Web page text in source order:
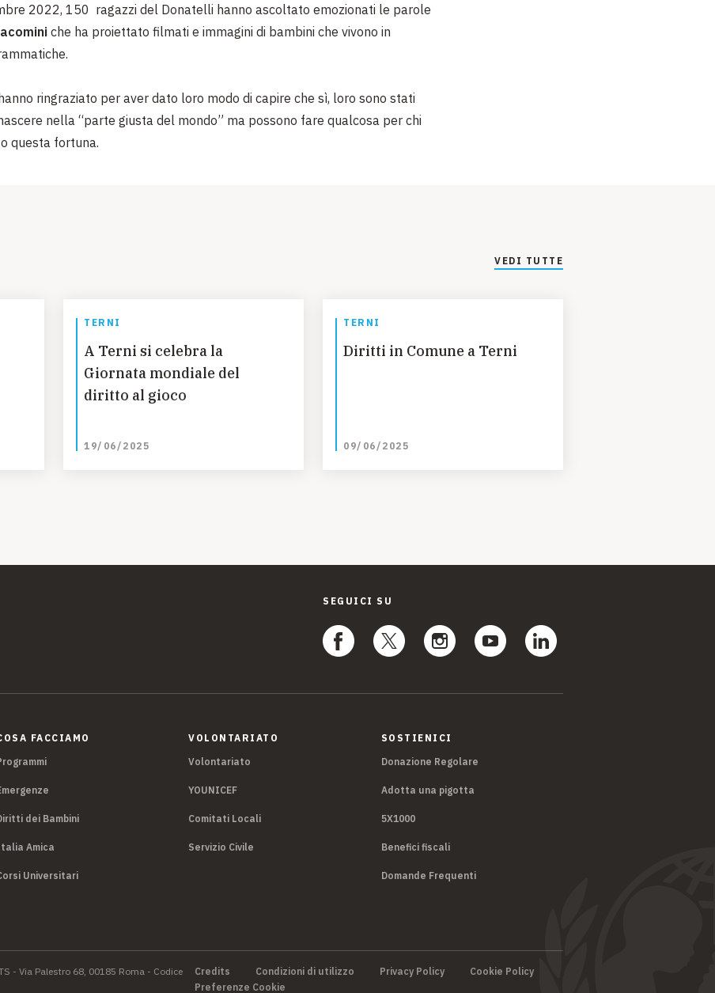
2022, 150 ragazzi del Donatelli hanno ascoltato emozionati le parole
che ha proiettato filmati e immagini di bambini che vivono in
ringraziato per aver dato loro modo di capire che sì, loro sono stati
nella “parte giusta del mondo” ma possono fare qualcosa per chi
questa fortuna.
VEDI TUTTE
TERNI
A Terni si celebra la
Giornata mondiale del
diritto al gioco
19/06/2025
TERNI
Diritti in Comune a Terni
09/06/2025
SEGUICI SU
FACCIAMO
dei Bambini
Amica
Universitari
VOLONTARIATO
Volontariato
YOUNICEF
Comitati Locali
Servizio Civile
SOSTIENICI
Donazione Regolare
Adotta una pigotta
5X1000
Benefici fiscali
Domande Frequenti
Credits Condizioni di utilizzo Privacy Policy
Cookie Policy
Preferenze Cookie
- Via Palestro 68, 00185 Roma - Codice